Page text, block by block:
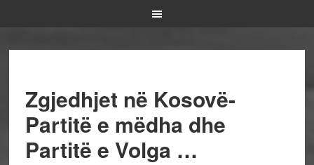
Zgjedhjet në Kosovë-
Partitë e mëdha dhe
Partitë e Volga …